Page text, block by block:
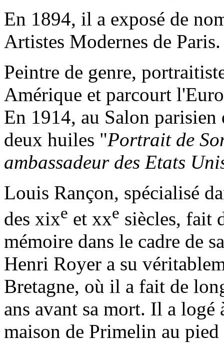
En 1894, il a exposé de
Artistes Modernes de Paris.
Peintre de genre,
Amérique et parcourt
En 1914, au Salon
deux huiles "Portrait de
ambassadeur des Etats
Louis Rançon, spécialisé
des xixe et xxe siècles, fait
mémoire dans le cadre de
Henri Royer a su
Bretagne, où il a fait de
ans avant sa mort. Il a
maison de Primelin au